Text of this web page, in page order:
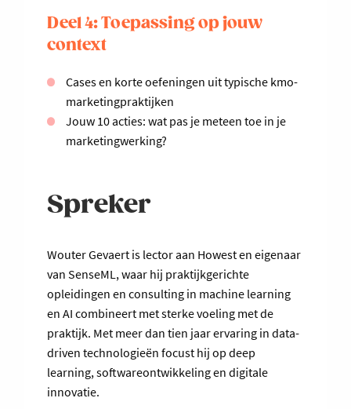
Deel 4: Toepassing op jouw
context
Cases en korte oefeningen uit typische kmo-
marketingpraktijken
Jouw 10 acties: wat pas je meteen toe in je
marketingwerking?
Spreker
Wouter Gevaert is lector aan Howest en eigenaar
van SenseML, waar hij praktijkgerichte
opleidingen en consulting in machine learning
en AI combineert met sterke voeling met de
praktijk. Met meer dan tien jaar ervaring in data-
driven technologieën focust hij op deep
learning, softwareontwikkeling en digitale
innovatie.